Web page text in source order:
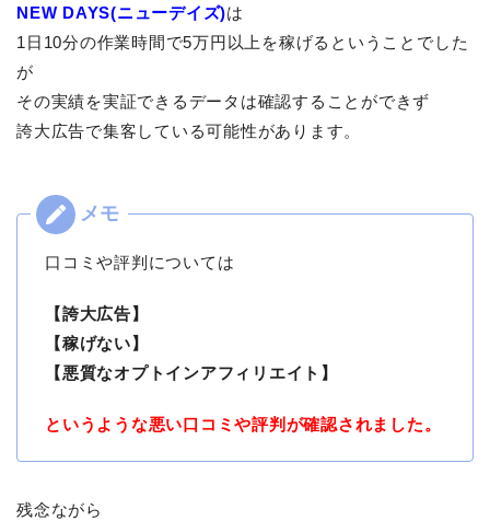
NEW DAYS(ニューデイズ)は
1日10分の作業時間で5万円以上を稼げるということでした
が
その実績を実証できるデータは確認することができず
誇大広告で集客している可能性があります。
口コミや評判については
【誇大広告】
【稼げない】
【悪質なオプトインアフィリエイト】
というような悪い口コミや評判が確認されました。
残念ながら